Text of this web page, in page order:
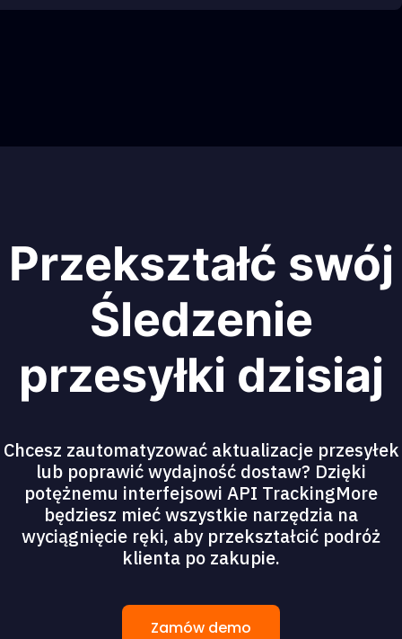
Przekształć swój
Śledzenie
przesyłki dzisiaj
Chcesz zautomatyzować aktualizacje przesyłek
lub poprawić wydajność dostaw? Dzięki
potężnemu interfejsowi API TrackingMore
będziesz mieć wszystkie narzędzia na
wyciągnięcie ręki, aby przekształcić podróż
klienta po zakupie.
Zamów demo